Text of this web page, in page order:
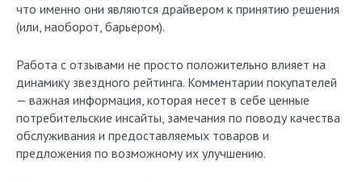
что именно они являются драйвером к принятию решения
(или, наоборот, барьером).
Работа с отзывами не просто положительно влияет на
динамику звездного рейтинга. Комментарии покупателей
— важная информация, которая несет в себе ценные
потребительские инсайты, замечания по поводу качества
обслуживания и предоставляемых товаров и
предложения по возможному их улучшению.